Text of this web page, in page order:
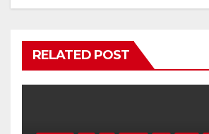
RELATED POST